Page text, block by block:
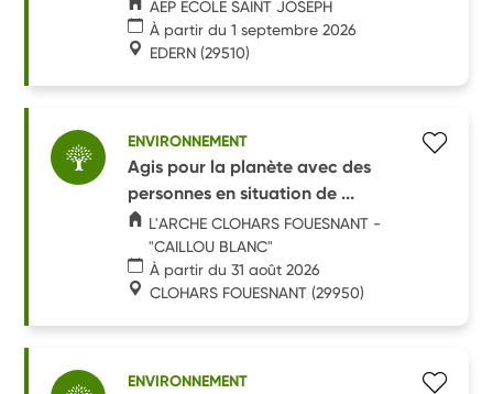
AEP ECOLE SAINT JOSEPH
À partir du 1 septembre 2026
EDERN (29510)
ENVIRONNEMENT
Agis pour la planète avec des
personnes en situation de ...
L'ARCHE CLOHARS FOUESNANT -
"CAILLOU BLANC"
À partir du 31 août 2026
CLOHARS FOUESNANT (29950)
ENVIRONNEMENT